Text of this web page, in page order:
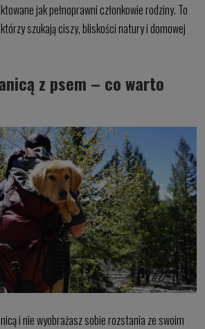
jak pełnoprawni członkowie rodziny. To
szukają ciszy, bliskości natury i domowej
z psem – co warto
i nie wyobrażasz sobie rozstania ze swoim